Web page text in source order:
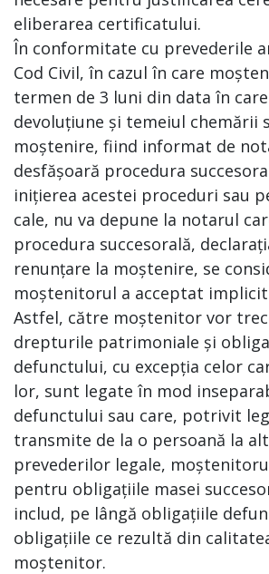
eliberarea certificatului.
În conformitate cu prevederile
Cod Civil, în cazul în care
termen de 3 luni din data în
devoluțiune și temeiul chemării
moștenire, fiind informat de
desfășoară procedura
inițierea acestei proceduri sau
cale, nu va depune la notarul
procedura succesorală,
renunțare la moștenire, se
moștenitorul a acceptat
Astfel, către moștenitor vor
drepturile patrimoniale și
defunctului, cu excepția celor
lor, sunt legate în mod
defunctului sau care, potrivit
transmite de la o persoană la
prevederilor legale,
pentru obligațiile masei
includ, pe lângă obligațiile
obligațiile ce rezultă din
moștenitor.